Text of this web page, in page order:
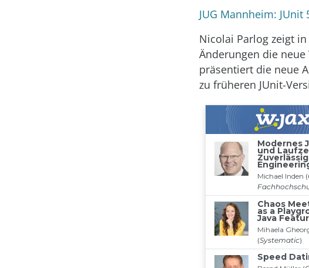
JUG Mannheim:
Nicolai Parlog zeigt
Änderungen die
präsentiert die neue
zu früheren JUnit-